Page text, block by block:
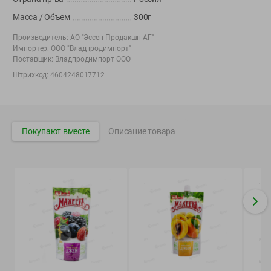
Вакансии 👋
Корпоративный сайт Green
соглашения
Фрунзенского района г. Минска + 375 17 272 73 84 .
Номер и адрес электронной почты лица, уполномоченного
продавцом рассматривать обращения покупателей о нарушении их
прав, предусмотренных законодательством о защите прав
потребителей: +375 44 560-60-61, shop@green-dostavka.by.
Способы оплаты товара:
Масса / Объем
300г
Производитель: АО "Эссен Продакшн АГ"
Импортер: ООО "Владпродимпорт"
Поставщик: Владпродимпорт ООО
Штрихкод:4604248017712
Покупают вместе Описание товара